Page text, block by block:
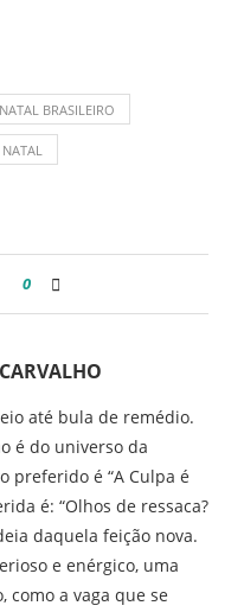
BRASILEIRO
0
até bula de remédio.
é do universo da
preferido é “A Culpa é
é: “Olhos de ressaca?
daquela feição nova.
e enérgico, uma
a vaga que se